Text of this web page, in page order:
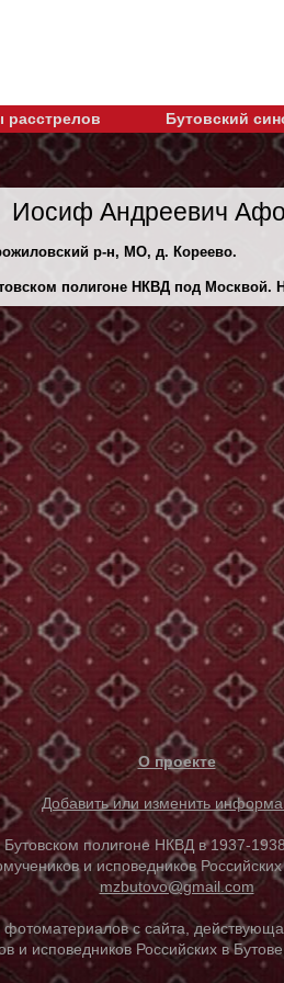
расстрелов Бутовский
Иосиф Андреевич
р-н, МО, д. Кореево.
полигоне НКВД под Москвой.
О проекте
Добавить или изменить
полигоне НКВД в 1937-1938
и исповедников
mzbutovo@gmail.com
с сайта,
исповедников Российских в